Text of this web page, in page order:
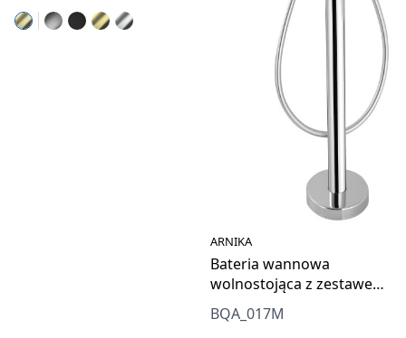
ARNIKA
Bateria wannowa
wolnostojąca z zestawem
prysznicowym
BQA_017M